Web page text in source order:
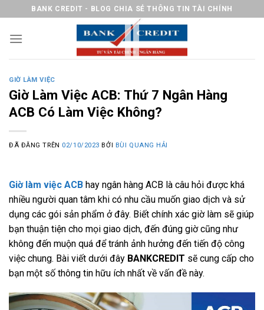
nội
BANK CREDIT - BLOG CHIA SẺ THÔNG TIN TÀI CHÍNH
GIỜ LÀM VIỆC
Giờ Làm Việc ACB: Thứ 7 Ngân Hàng
ACB Có Làm Việc Không?
ĐÃ ĐĂNG TRÊN 02/10/2023 BỞI BÙI QUANG HẢI
Giờ làm việc ACB hay ngân hàng ACB là câu hỏi được khá
nhiều người quan tâm khi có nhu cầu muốn giao dịch và sử
dụng các gói sản phẩm ở đây. Biết chính xác giờ làm sẽ giúp
bạn thuận tiện cho mọi giao dịch, đến đúng giờ cũng như
không đến muộn quá để tránh ảnh hưởng đến tiến độ công
việc chung. Bài viết dưới đây BANKCREDIT sẽ cung cấp cho
bạn một số thông tin hữu ích nhất về vấn đề này.